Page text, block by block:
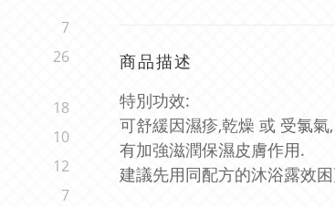
7
26
18
10
12
7
商品描述
特別功效:
可舒緩因濕疹,乾燥 或 受氯
有加強滋潤保濕皮膚作用.
建議先用同配方的沐浴露效